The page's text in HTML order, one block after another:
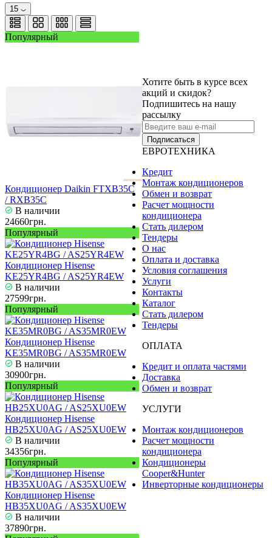
15
Популярный
Кондиционер Daikin FTXB35C
/ RXB35C
В наличии
24660грн.
Популярный
Кондиционер Hisense
KE25YR4BG / AS25YR4EW
В наличии
27599грн.
Популярный
Кондиционер Hisense
KE35MR0BG / AS35MR0EW
В наличии
30900грн.
Популярный
Кондиционер Hisense
HB25XU0AG / AS25XU0EW
В наличии
34356грн.
Популярный
Кондиционер Hisense
HB35XU0AG / AS35XU0EW
В наличии
37890грн.
Хотите быть в курсе всех
акций и скидок?
Подпишитесь на нашу
рассылку
Подписаться
ЕВРОТЕХНИКА
Кредит
Монтаж кондиционеров
Обмен и возврат
Расчет мощности
кондиционера
Стать дилером
Тендеры
О нас
Оплата и доставка
Условия соглашения
Услуги
Контакты
Каталог
Стать дилером
Тендеры
ОПЛАТА
Кредит и оплата частями
Доставка
Обмен и возврат
УСЛУГИ
Монтаж кондиционеров
Расчет мощности
кондиционера
Кондиционеры
Cooper&Hunter
Инверторные кондиционеры